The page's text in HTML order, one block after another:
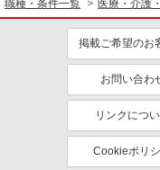
職種・条件一覧 医療・介護
掲載ご希望のお
お問い合わ
リンクにつ
Cookieポリ